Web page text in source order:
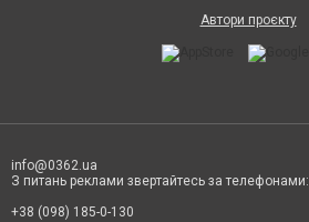
Автори проєкту
info@0362.ua
З питань реклами звертайтесь за телефонами:
+38 (098) 185-0-130